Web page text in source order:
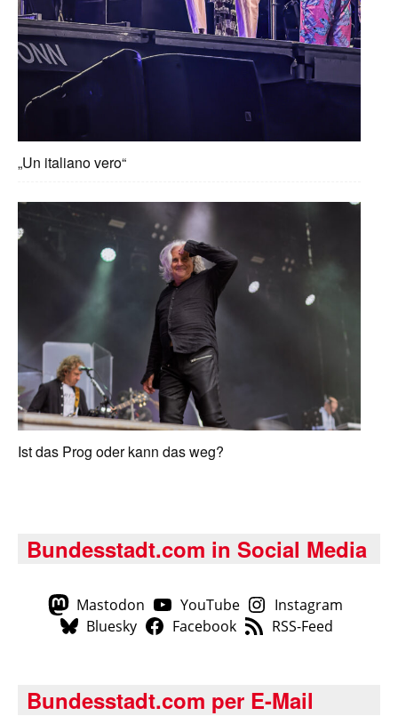
„Un italiano vero“
Ist das Prog oder kann das weg?
Bundesstadt.com in Social Media
Mastodon YouTube
Instagram
Bluesky
Facebook RSS-Feed
Bundesstadt.com per E-Mail